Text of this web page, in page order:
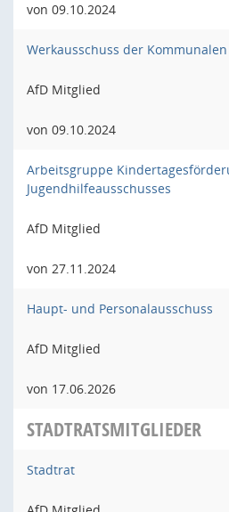
von 09.10.2024
Werkausschuss der
AfD Mitglied
von 09.10.2024
Arbeitsgruppe
Jugendhilfeausschusses
AfD Mitglied
von 27.11.2024
Haupt- und Personalausschuss
AfD Mitglied
von 17.06.2026
STADTRATSMITGLIEDER
Stadtrat